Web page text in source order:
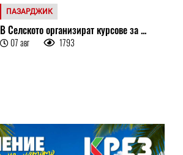
ПАЗАРДЖИК
В Селското организират курсове за ...
07 авг 1793